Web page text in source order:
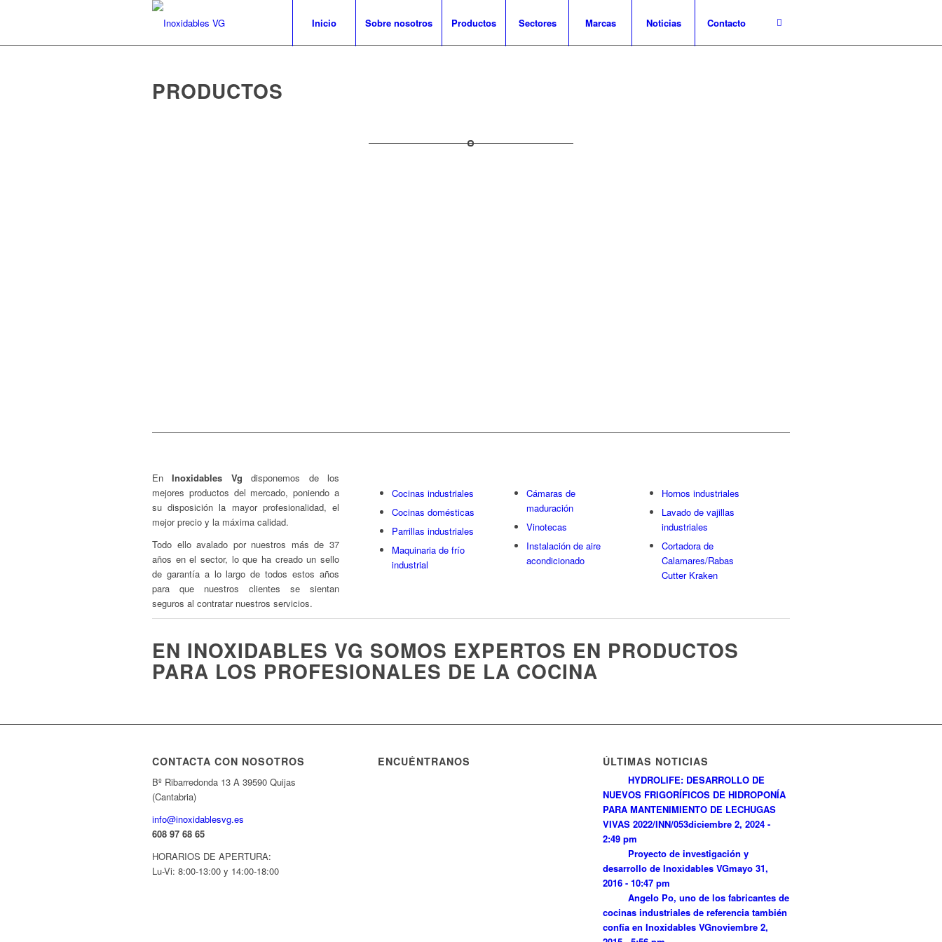
Inicio Sobre nosotros Productos Sectores Marcas Noticias Contacto
PRODUCTOS
EnInoxidables Vgdisponemos de los
mejores productos del mercado, poniendo a
su disposición la mayor profesionalidad, el
mejor precio y la máxima calidad.
Todo ello avalado por nuestros más de 37
años en el sector, lo que ha creado un sello
de garantía a lo largo de todos estos años
para que nuestros clientes se sientan
seguros al contratar nuestros servicios.
Cocinas industriales
Cocinas domésticas
Parrillas industriales
Maquinaria de frío
industrial
Cámaras de
maduración
Vinotecas
Instalación de aire
acondicionado
Hornos industriales
Lavado de vajillas
industriales
Cortadora de
Calamares/Rabas
Cutter Kraken
EN INOXIDABLES VG SOMOS EXPERTOS EN PRODUCTOS
PARA LOS PROFESIONALES DE LA COCINA
CONTACTA CON NOSOTROS
Bº Ribarredonda 13 A 39590 Quijas
(Cantabria)
info@inoxidablesvg.es
608 97 68 65
HORARIOS DE APERTURA:
Lu-Vi: 8:00-13:00 y 14:00-18:00
ENCUÉNTRANOS ÚLTIMAS NOTICIAS
HYDROLIFE: DESARROLLO DE
NUEVOS FRIGORÍFICOS DE HIDROPONÍA
PARA MANTENIMIENTO DE LECHUGAS
VIVAS 2022/INN/053diciembre 2, 2024 -
2:49 pm
Proyecto de investigación y
desarrollo de Inoxidables VGmayo 31,
2016 - 10:47 pm
Angelo Po, uno de los fabricantes de
cocinas industriales de referencia también
confía en Inoxidables VGnoviembre 2,